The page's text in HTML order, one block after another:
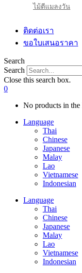
ไม้ตีแมลงวัน
ติดต่อเรา
ขอใบเสนอราคา
Search
Search
Close this search box.
0
No products in the
Language
Thai
Chinese
Japanese
Malay
Lao
Vietnamese
Indonesian
Language
Thai
Chinese
Japanese
Malay
Lao
Vietnamese
Indonesian